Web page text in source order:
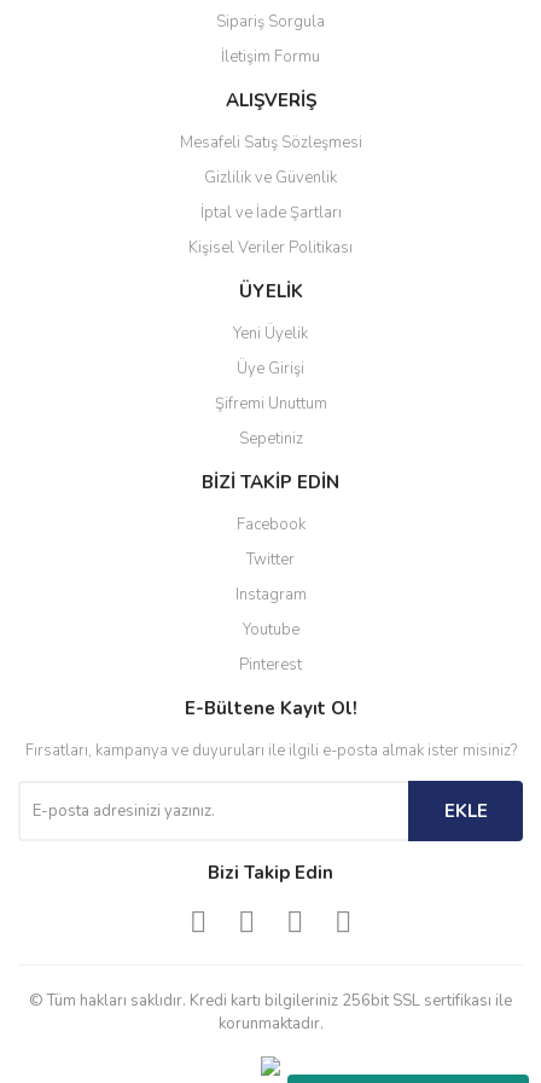
Ürün bilgilerinde hatalar bulunuyor.
Ürün fiyatı diğer sitelerden daha pahalı.
Bu ürüne benzer farklı alternatifler olmalı.
Gönder
Sipariş Sorgula
İletişim Formu
ALIŞVERİŞ
Mesafeli Satış Sözleşmesi
Gizlilik ve Güvenlik
İptal ve İade Şartları
Kişisel Veriler Politikası
ÜYELİK
Yeni Üyelik
Üye Girişi
Şifremi Unuttum
Sepetiniz
BİZİ TAKİP EDİN
Facebook
Twitter
Instagram
Youtube
Pinterest
E-Bültene Kayıt Ol!
Fırsatları, kampanya ve duyuruları ile ilgili e-posta almak ister misiniz?
EKLE
Bizi Takip Edin
© Tüm hakları saklıdır. Kredi kartı bilgileriniz 256bit SSL sertifikası ile
korunmaktadır.